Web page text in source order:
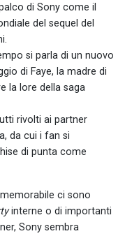
di Sony come il
del sequel del
si parla di un nuovo
di Faye, la madre di
la lore della saga
rivolti ai partner
da cui i fan si
di punta come
ci sono
interne o di importanti
Sony sembra